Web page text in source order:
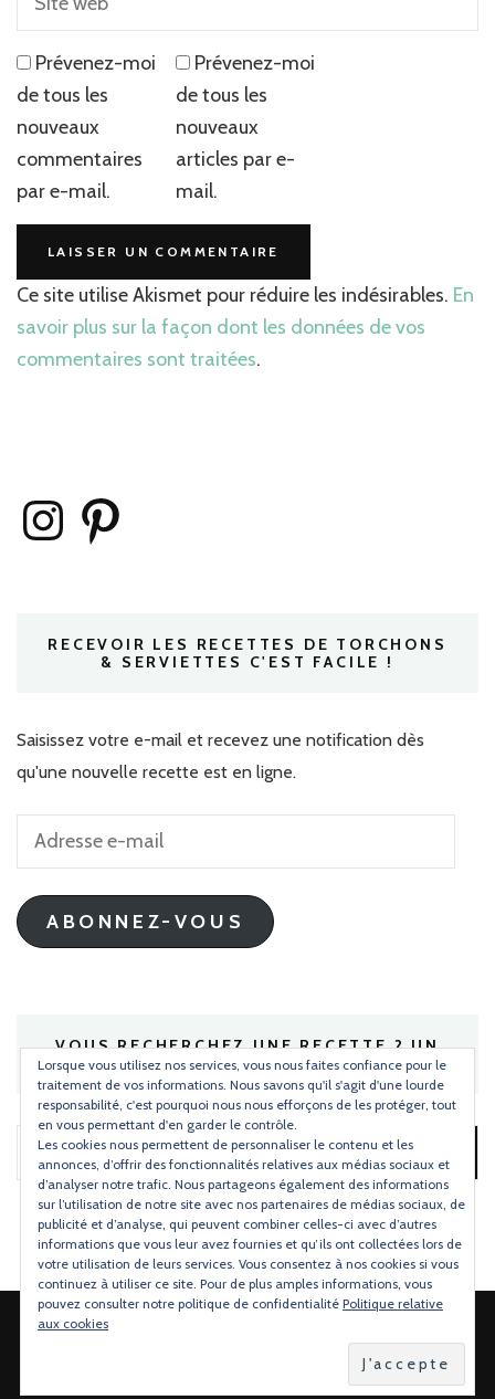
Prévenez-moi
de tous les
nouveaux
commentaires
par e-mail.
Prévenez-moi
de tous les
nouveaux
articles par e-
mail.
Ce site utilise Akismet pour réduire les indésirables. En
savoir plus sur la façon dont les données de vos
commentaires sont traitées.
InstagramPinterest
RECEVOIR LES RECETTES DE TORCHONS
& SERVIETTES C'EST FACILE !
Saisissez votre e-mail et recevez une notification dès
qu'une nouvelle recette est en ligne.
Adresse
mail
ABONNEZ-VOUS
VOUS RECHERCHEZ UNE RECETTE ? UN
INGRÉDIENT ?
Rechercher :
2026 Copyright
Lorsque vous utilisez nos services, vous nous faites confiance pour le
traitement de vos informations. Nous savons qu'il s'agit d'une lourde
responsabilité, c'est pourquoi nous nous efforçons de les protéger, tout
en vous permettant d'en garder le contrôle.
Les cookies nous permettent de personnaliser le contenu et les
annonces, d’offrir des fonctionnalités relatives aux médias sociaux et
d’analyser notre trafic. Nous partageons également des informations
sur l’utilisation de notre site avec nos partenaires de médias sociaux, de
publicité et d’analyse, qui peuvent combiner celles-ci avec d’autres
informations que vous leur avez fournies et qu’ils ont collectées lors de
votre utilisation de leurs services. Vous consentez à nos cookies si vous
continuez à utiliser ce site. Pour de plus amples informations, vous
pouvez consulter notre politique de confidentialité Politique relative
aux cookies